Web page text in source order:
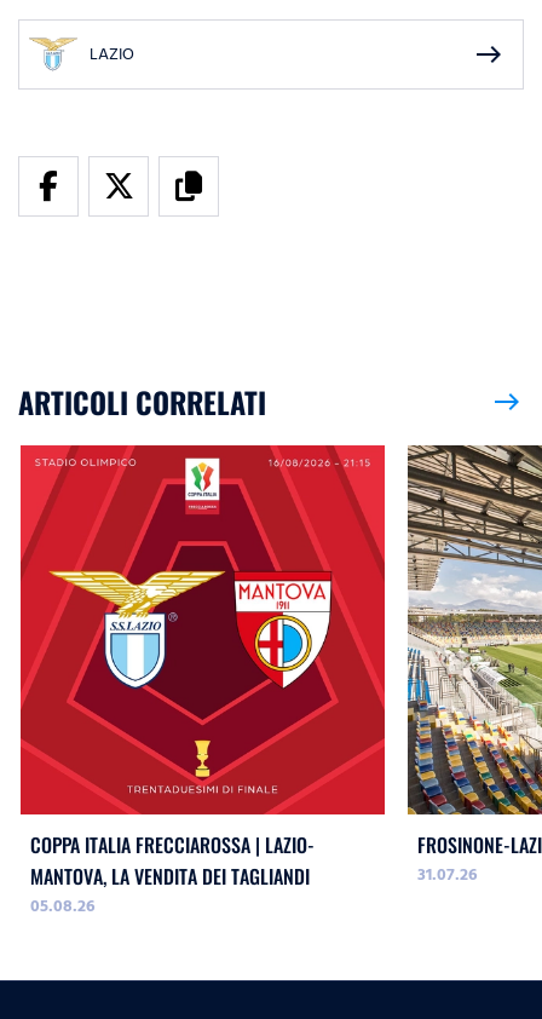
LAZIO east
ARTICOLI CORRELATI east
COPPA ITALIA FRECCIAROSSA | LAZIO-
MANTOVA, LA VENDITA DEI TAGLIANDI
05.08.26
FROSINONE-
31.07.26